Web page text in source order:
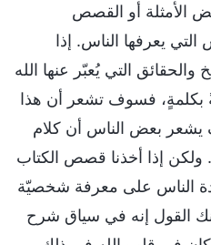
الأمثلة أو القصص
يعرفها الناس. إذا
والحقائق التي يُعبّر عنها الله
بكلمةٍ، فسوف تشعر أن هذا
بعض الناس أن كلام
ولكن إذا أخذنا قصص الكتاب
الناس على معرفة شخصيّة
القول إنه في سياق شرح